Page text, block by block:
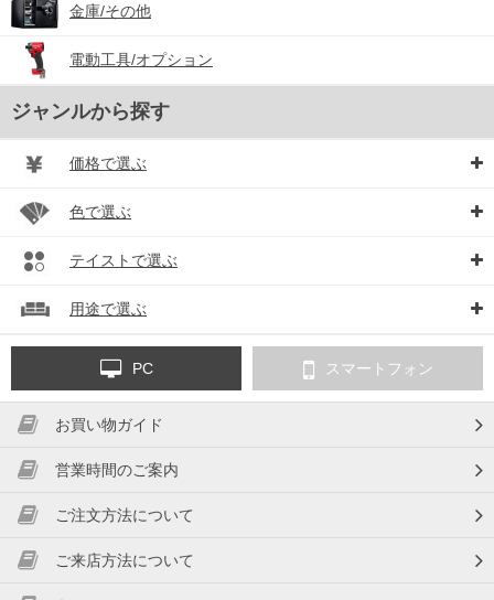
金庫/その他
電動工具/オプション
ジャンルから探す
価格で選ぶ
色で選ぶ
テイストで選ぶ
用途で選ぶ
PC スマートフォン
お買い物ガイド
営業時間のご案内
ご注文方法について
ご来店方法について